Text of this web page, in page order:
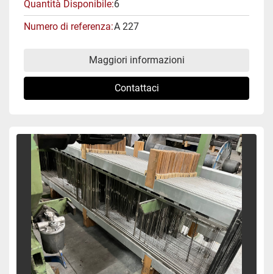
Quantità Disponibile 6
Numero di referenza A 227
Maggiori informazioni
Contattaci